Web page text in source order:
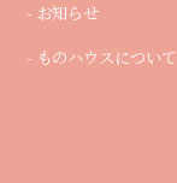
- お知らせ
- ものハウスについて